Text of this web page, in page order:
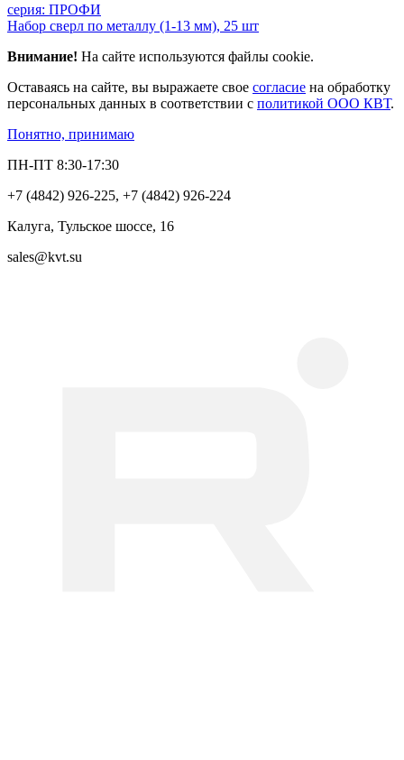
серия: ПРОФИ
Набор сверл по металлу (1-13 мм), 25 шт
Внимание! На сайте используются файлы cookie.
Оставаясь на сайте, вы выражаете свое согласие на обработку
персональных данных в соответствии с политикой ООО КВТ.
Понятно, принимаю
ПН-ПТ 8:30-17:30
+7 (4842) 926-225, +7 (4842) 926-224
Калуга, Тульское шоссе, 16
sales@kvt.su